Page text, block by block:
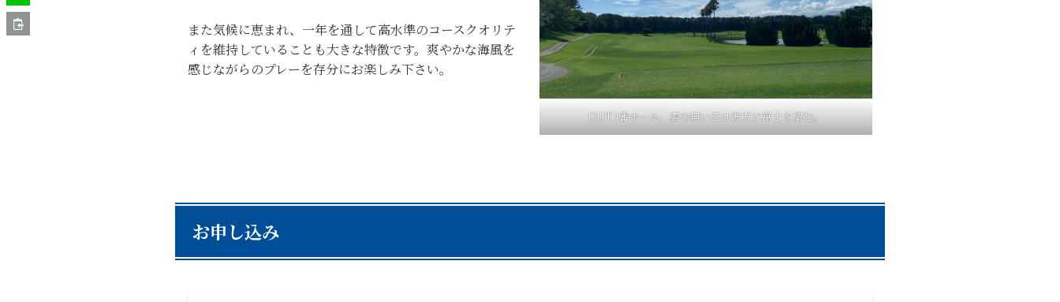
また気候に恵まれ、一年を通して高水準のコースクオリテ
ィを維持していることも大きな特徴です。爽やかな海風を
感じながらのプレーを存分にお楽しみ下さい。
OUT 1番ホール、雲の無い日は彼方に富士を望む。
お申し込み